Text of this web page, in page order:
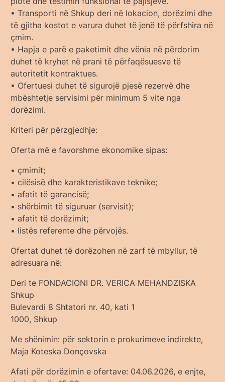
• Transporti në Shkup deri në lokacion, dorëzimi dhe
të gjitha kostot e varura duhet të jenë të përfshira në
çmim.
• Hapja e parë e paketimit dhe vënia në përdorim
duhet të kryhet në prani të përfaqësuesve të
autoritetit kontraktues.
• Ofertuesi duhet të sigurojë pjesë rezervë dhe
mbështetje servisimi për minimum 5 vite nga
dorëzimi.
Kriteri për përzgjedhje:
Oferta më e favorshme ekonomike sipas:
• çmimit;
• cilësisë dhe karakteristikave teknike;
• afatit të garancisë;
• shërbimit të siguruar (servisit);
• afatit të dorëzimit;
• listës referente dhe përvojës.
Ofertat duhet të dorëzohen në zarf të mbyllur, të
adresuara në:
Deri te FONDACIONI DR. VERICA MEHANDZISKA
Shkup
Bulevardi 8 Shtatori nr. 40, kati 1
1000, Shkup
Me shënimin: për sektorin e prokurimeve indirekte,
Maја Koteska Donçovska
Afati për dorëzimin e ofertave: 04.06.2026, e enjte,